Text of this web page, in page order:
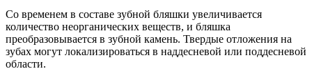
Со временем в составе зубной бляшки увеличивается
количество неорганических веществ, и бляшка
преобразовывается в зубной камень. Твердые отложения на
зубах могут локализироваться в наддесневой или поддесневой
области.